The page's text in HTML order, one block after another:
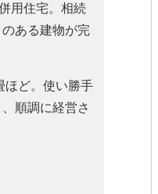
用住宅。相続
ある建物が完
ほど。使い勝手
順調に経営さ